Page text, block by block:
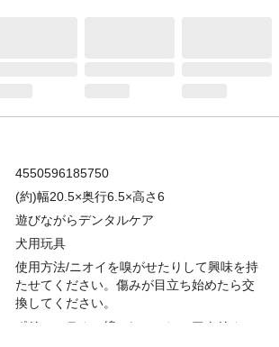
4550596185750
(約)幅20.5×奥行6.5×高さ6
遊びながらデンタルケア
犬用玩具
使用方法/ニオイを嗅がせたりして興味を持
たせてください。傷みが目立ち始めたら交
換してください。
ポリエステル、綿、レーヨン、アクリル